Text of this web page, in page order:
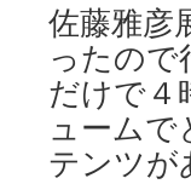
佐藤雅彦
ったので
だけで４
ュームで
テンツ